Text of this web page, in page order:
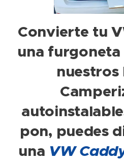
Convierte tu
una
nuestros
pon, puedes
una VW